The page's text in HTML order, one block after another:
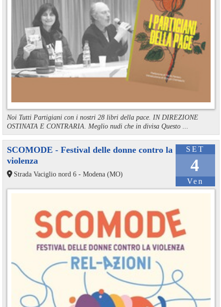
Noi Tutti Partigiani con i nostri 28 libri della pace. IN DIREZIONE
OSTINATA E CONTRARIA. Meglio nudi che in divisa Questo ...
SET
4
Ven
SCOMODE - Festival delle donne contro la
violenza
Strada Vaciglio nord 6 - Modena (MO)